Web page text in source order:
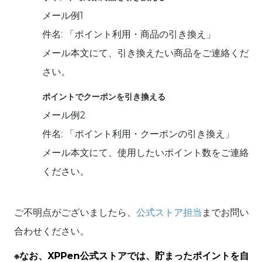
メール例1
件名: 「ポイント利用・商品の引き換え」
メール本文にて、引き換えたい商品をご連絡くだ
さい。
ポイントでクーポンを引き換える
メール例2
件名: 「ポイント利用・クーポンの引き換え」
メール本文にて、使用したいポイント数をご連絡
ください。
ご不明点がございましたら、 公式ストア担当 までお問い
合わせください。
※なお、XPPen公式ストアでは、貯まったポイントを自